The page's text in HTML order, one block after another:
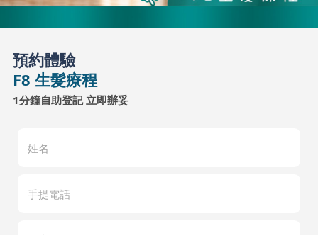
預約體驗
F8 生髮療程
1分鐘自助登記 立即辦妥